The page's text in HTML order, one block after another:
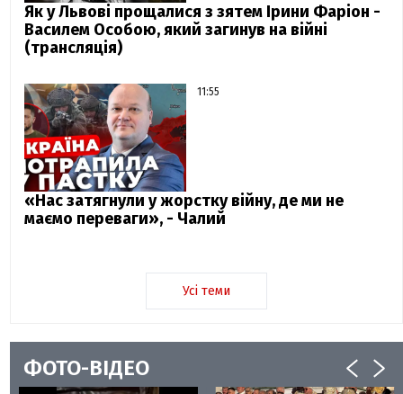
Як у Львові прощалися з зятем Ірини Фаріон -
Василем Особою, який загинув на війні
(трансляція)
11:55
«Нас затягнули у жорстку війну, де ми не
маємо переваги», - Чалий
Усі теми
ФОТО-ВІДЕО